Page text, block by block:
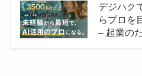
デジハク
らプロを
– 起業の